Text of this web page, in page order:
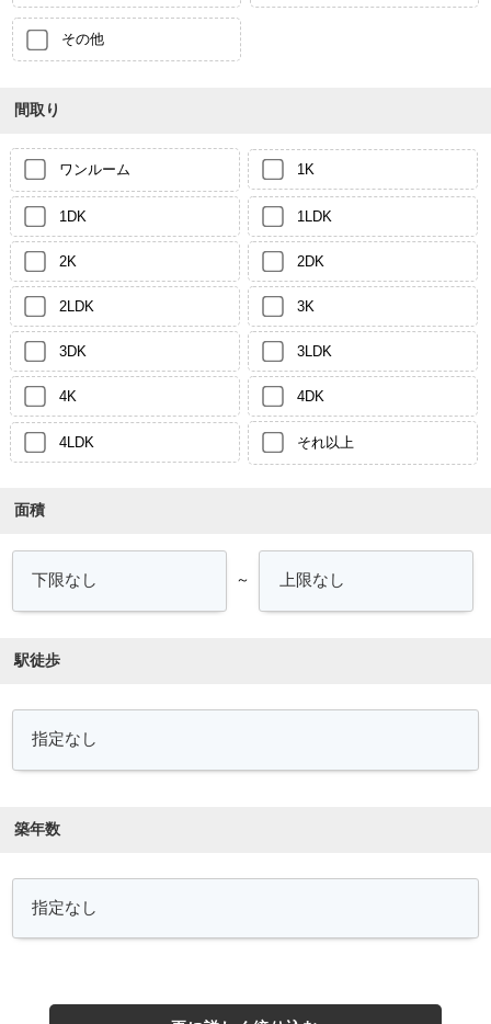
その他
間取り
ワンルーム 1K
1DK 1LDK
2K 2DK
2LDK 3K
3DK 3LDK
4K 4DK
4LDK それ以上
面積
～
駅徒歩
築年数